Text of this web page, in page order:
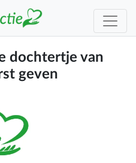
dochtertje van
geven